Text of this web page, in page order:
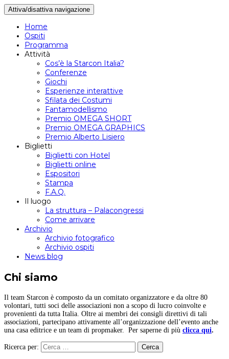
Attiva/disattiva navigazione
Home
Ospiti
Programma
Attività
Cos’è la Starcon Italia?
Conferenze
Giochi
Esperienze interattive
Sfilata dei Costumi
Fantamodellismo
Premio OMEGA SHORT
Premio OMEGA GRAPHICS
Premio Alberto Lisiero
Biglietti
Biglietti con Hotel
Biglietti online
Espositori
Stampa
F.A.Q.
Il luogo
La struttura – Palacongressi
Come arrivare
Archivio
Archivio fotografico
Archivio ospiti
News blog
Chi siamo
Il team Starcon è composto da un comitato organizzatore e da oltre 80
volontari, tutti soci delle associazioni non a scopo di lucro coinvolte e
provenienti da tutta Italia. Oltre ai membri dei consigli direttivi di tali
associazioni, partecipano attivamente all’organizzazione dell’evento anche
una casa editrice e un team di propmaker. Per saperne di più clicca qui.
Ricerca per: